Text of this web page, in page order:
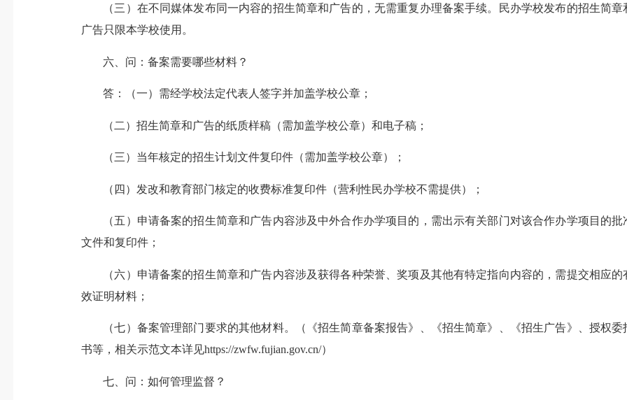
（三）在不同媒体发布同一内容的招生简章和广告的，无需重复办理备案手续。民办学校发布的招生简章
广告只限本学校使用。
六、问：备案需要哪些材料？
答：（一）需经学校法定代表人签字并加盖学校公章；
（二）招生简章和广告的纸质样稿（需加盖学校公章）和电子稿；
（三）当年核定的招生计划文件复印件（需加盖学校公章）；
（四）发改和教育部门核定的收费标准复印件（营利性民办学校不需提供）；
（五）申请备案的招生简章和广告内容涉及中外合作办学项目的，需出示有关部门对该合作办学项目的批
文件和复印件；
（六）申请备案的招生简章和广告内容涉及获得各种荣誉、奖项及其他有特定指向内容的，需提交相应的
效证明材料；
（七）备案管理部门要求的其他材料。（《招生简章备案报告》、《招生简章》、《招生广告》、授权委
书等，相关示范文本详见https://zwfw.fujian.gov.cn/）
七、问：如何管理监督？